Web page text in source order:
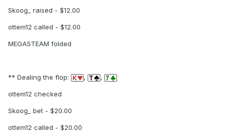
Skoog_ raised - $12.00
ottem12 called - $12.00
MEGASTEAM folded
** Dealing the flop: , ,
ottem12 checked
Skoog_ bet - $20.00
ottem12 called - $20.00